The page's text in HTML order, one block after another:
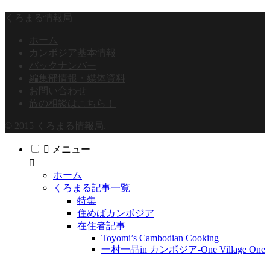
くろまる情報局
ホーム
カンボジア基本情報
バックナンバー
編集部情報・媒体資料
お問い合わせ
旅の相談はこちら！
© 2015 くろまる情報局.
メニュー
ホーム
くろまる記事一覧
特集
住めばカンボジア
在住者記事
Toyomi’s Cambodian Cooking
一村一品in カンボジア-One Village One